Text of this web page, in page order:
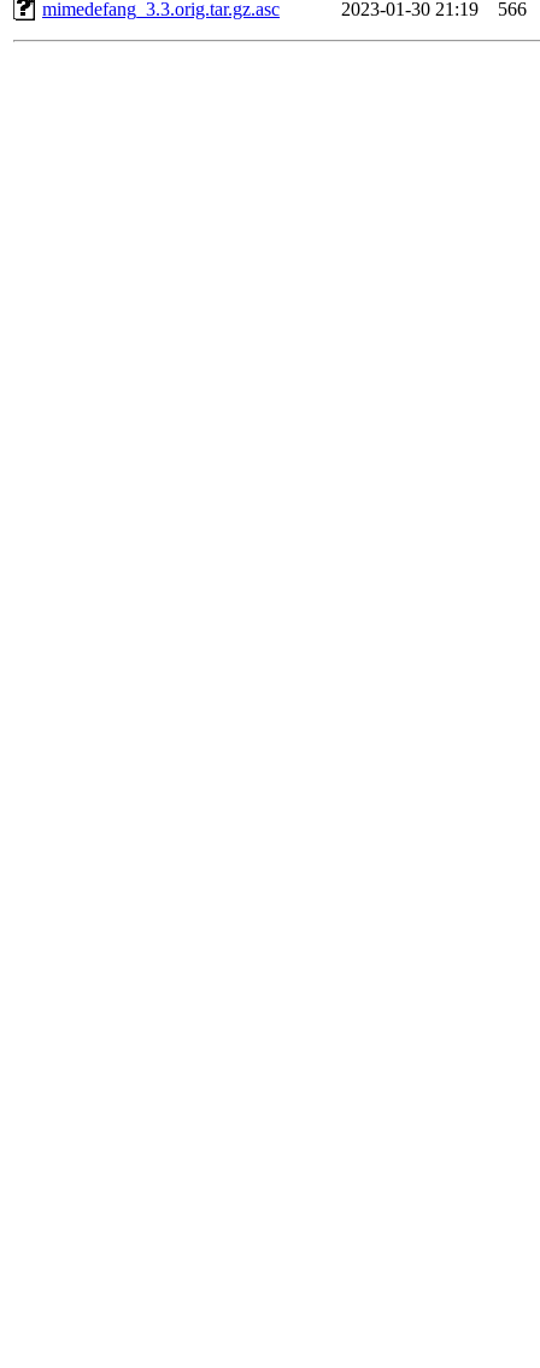
mimedefang_3.3.orig.tar.gz.asc 2023-01-30 21:19 566